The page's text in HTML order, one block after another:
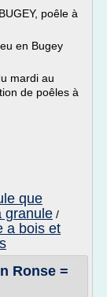
poêle à
en Bugey
mardi au
de poêles à
que
granule /
a bois et
Ronse =